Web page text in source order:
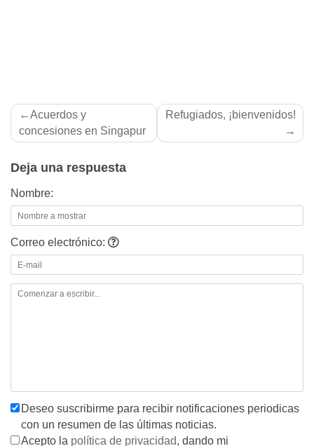
Navegación
de
Acuerdos y
concesiones en Singapur
Refugiados, ¡bienvenidos!
Deja una respuesta
Nombre:
Correo electrónico:
Deseo suscribirme para recibir notificaciones periodicas
con un resumen de las últimas noticias.
Acepto la política de privacidad, dando mi